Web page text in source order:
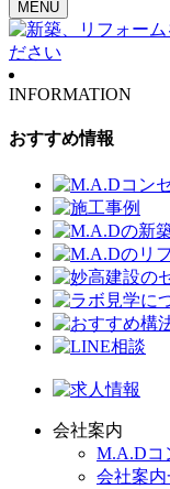
MENU
INFORMATION
おすすめ情報
会社案内
M.A.Dコ
会社案内